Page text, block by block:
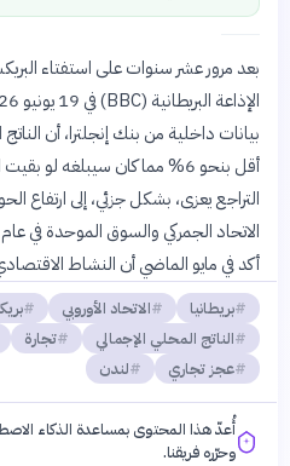
بيانات داخلية من بنك إنجلترا، أن
أقل بنحو 6% مما كان سيبلغه لو
التراجع يعزى، بشكل جزئي، إلى ارتفاع
أكد في مايو الماضي أن النشاط
بريطانيا الاتحاد الأوروبي
الناتج المحلي الإجمالي
تجارة
عجز تجاري
لندن
أُعدّ هذا المحتوى بمساعدة الذكاء
وحرّره فريقنا.